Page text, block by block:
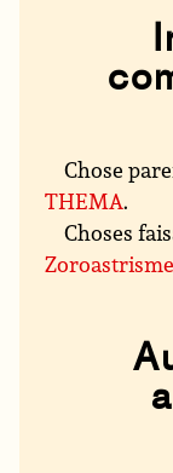
Chose
THEMA.
Choses